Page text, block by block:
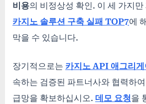
비용의 비정상성 확인. 이 세 가지
카지노 솔루션 구축 실패 TOP7에
막을 수 있습니다.
장기적으로는 카지노 API 애그리
속하는 검증된 파트너사와 협력하
급망을 확보하십시오. 데모 요청을